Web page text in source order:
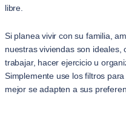
libre.
Si planea vivir con su familia,
nuestras viviendas son ideales,
trabajar, hacer ejercicio u
Simplemente use los filtros
mejor se adapten a sus